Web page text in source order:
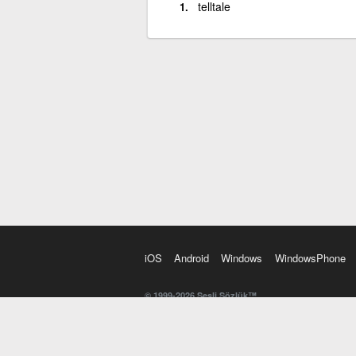
telltale
iOS Android Windows WindowsPhone
© 1999-2026 Sesli Sözlük™